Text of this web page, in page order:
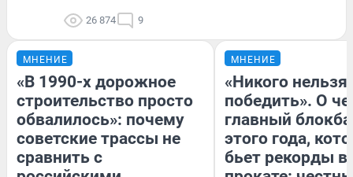
26 874 9
МНЕНИЕ
«В 1990-х дорожное
строительство просто
обвалилось»: почему
советские трассы не
сравнить с
МНЕНИЕ
«Никого нельзя
победить». О
главный
этого года,
бьет рекорды в